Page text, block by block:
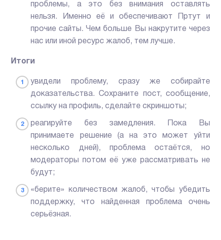
проблемы, а это без внимания оставлять
нельзя. Именно её и обеспечивают Пртут и
прочие сайты. Чем больше Вы накрутите через
нас или иной ресурс жалоб, тем лучше.
Итоги
увидели проблему, сразу же собирайте
доказательства. Сохраните пост, сообщение,
ссылку на профиль, сделайте скриншоты;
реагируйте без замедления. Пока Вы
принимаете решение (а на это может уйти
несколько дней), проблема остаётся, но
модераторы потом её уже рассматривать не
будут;
«берите» количеством жалоб, чтобы убедить
поддержку, что найденная проблема очень
серьёзная.